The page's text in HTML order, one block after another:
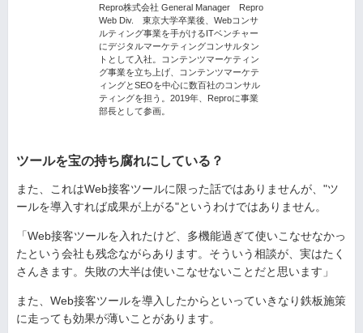
Repro株式会社 General Manager Repro
Web Div. 東京大学卒業後、Webコンサ
ルティング事業を手がけるITベンチャー
にデジタルマーケティングコンサルタン
トとして入社。コンテンツマーケティン
グ事業を立ち上げ、コンテンツマーケテ
ィングとSEOを中心に数百社のコンサル
ティングを担う。2019年、Reproに事業
部長として参画。
ツールを宝の持ち腐れにしている？
また、これはWeb接客ツールに限った話ではありませんが、"ツ
ールを導入すれば成果が上がる"というわけではありません。
「Web接客ツールを入れたけど、多機能過ぎて使いこなせなかっ
たという会社も残念ながらあります。そういう相談が、実はたく
さんきます。失敗の大半は使いこなせないことだと思います」
また、Web接客ツールを導入したからといっていきなり鉄板施策
に走っても効果が薄いことがあります。